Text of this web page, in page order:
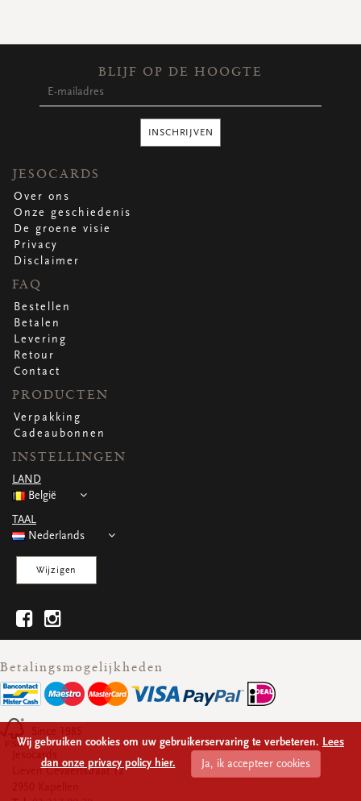
BLIJF OP DE HOOGTE
INSCHRIJVEN
JESOCARDS
Over ons
Onze geschiedenis
De groene visie
Privacy
Disclaimer
FAQ
Bestellen
Betalen
Levering
Retour
Contact
PRODUCTEN
Verpakking
Cadeaubonnen
INSTELLINGEN
LAND
België
TAAL
Nederlands
Wijzigen
Betalingsmogelijkheden
Jesocards
Lieven Gevaertstraat 12
Wij gebruiken cookies om uw gebruikerservaring te verbeteren. Lees
dan onze privacy policy hier.
Ja, ik accepteer cookies